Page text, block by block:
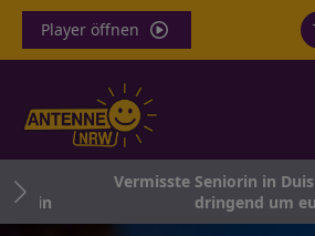
Player öffnen
Vermisste Seniorin in
dringend um